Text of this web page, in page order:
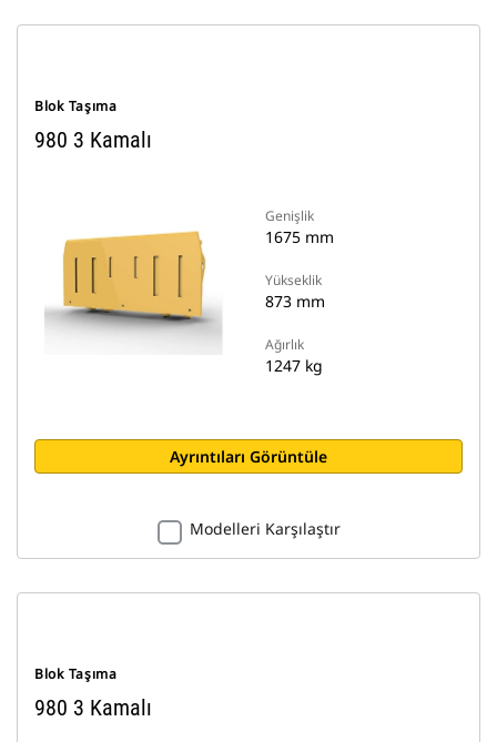
Blok Taşıma
980 3 Kamalı
Genişlik
1675 mm
Yükseklik
873 mm
Ağırlık
1247 kg
Ayrıntıları Görüntüle
Modelleri Karşılaştır
Blok Taşıma
980 3 Kamalı